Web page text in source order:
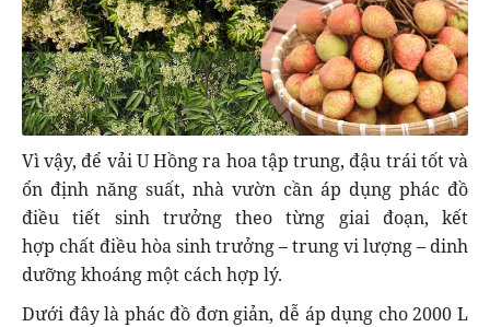
Vì vậy, để vải U Hồng ra hoa tập trung, đậu trái tốt và
ổn định năng suất, nhà vườn cần áp dụng phác đồ
điều tiết sinh trưởng theo từng giai đoạn, kết
hợp chất điều hòa sinh trưởng – trung vi lượng – dinh
dưỡng khoáng một cách hợp lý.
Dưới đây là phác đồ đơn giản, dễ áp dụng cho 2000 L